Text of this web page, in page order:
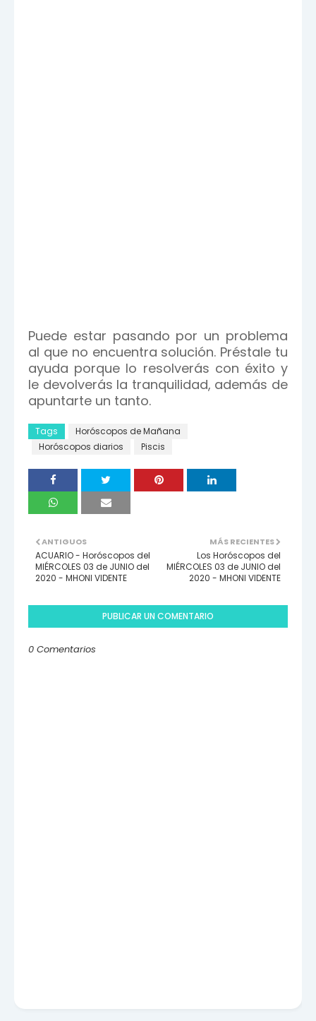
Puede estar pasando por un problema
al que no encuentra solución. Préstale tu
ayuda porque lo resolverás con éxito y
le devolverás la tranquilidad, además de
apuntarte un tanto.
Tags
Horóscopos de Mañana
Horóscopos diarios
Piscis
MÁS RECIENTES
Los Horóscopos del
MIÉRCOLES 03 de JUNIO del
2020 - MHONI VIDENTE
ANTIGUOS
ACUARIO - Horóscopos del
MIÉRCOLES 03 de JUNIO del
2020 - MHONI VIDENTE
PUBLICAR UN COMENTARIO
0 Comentarios